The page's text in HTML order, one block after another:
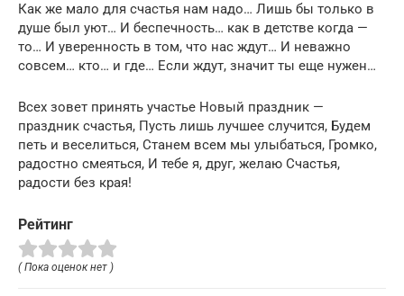
Как же мало для счастья нам надо… Лишь бы только в
душе был уют… И беспечность… как в детстве когда —
то… И уверенность в том, что нас ждут… И неважно
совсем… кто… и где… Если ждут, значит ты еще нужен…
Всех зовет принять участье Новый праздник —
праздник счастья, Пусть лишь лучшее случится, Будем
петь и веселиться, Станем всем мы улыбаться, Громко,
радостно смеяться, И тебе я, друг, желаю Счастья,
радости без края!
Рейтинг
( Пока оценок нет )